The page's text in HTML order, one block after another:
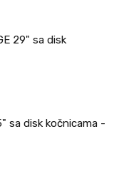
29" sa disk
sa disk kočnicama -